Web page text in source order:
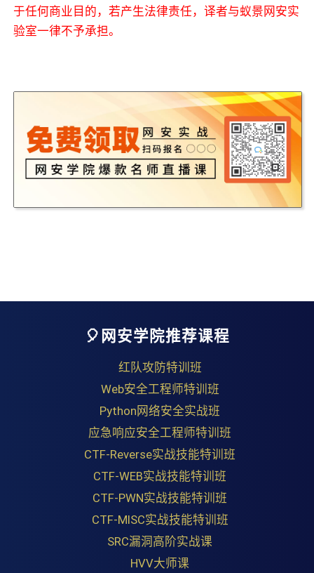
于任何商业目的，若产生法律责任，译者与蚁景网安实
验室一律不予承担。
🎈网安学院推荐课程
红队攻防特训班
Web安全工程师特训班
Python网络安全实战班
应急响应安全工程师特训班
CTF-Reverse实战技能特训班
CTF-WEB实战技能特训班
CTF-PWN实战技能特训班
CTF-MISC实战技能特训班
SRC漏洞高阶实战课
HVV大师课